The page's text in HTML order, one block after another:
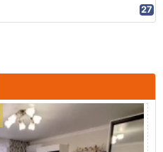
27